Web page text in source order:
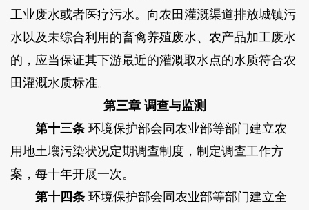
工业废水或者医疗污水。向农田灌溉渠道排放城镇污
水以及未综合利用的畜禽养殖废水、农产品加工废水
的，应当保证其下游最近的灌溉取水点的水质符合农
田灌溉水质标准。
第三章 调查与监测
第十三条环境保护部会同农业部等部门建立农
用地土壤污染状况定期调查制度，制定调查工作方
案，每十年开展一次。
第十四条环境保护部会同农业部等部门建立全